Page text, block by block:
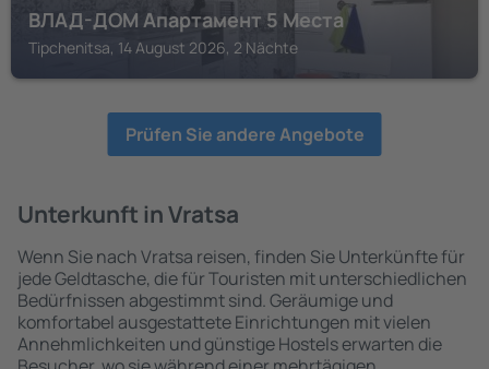
ВЛАД-ДОМ Апартамент 5 Места
Tipchenitsa, 14 August 2026, 2 Nächte
Prüfen Sie andere Angebote
Unterkunft in Vratsa
Wenn Sie nach Vratsa reisen, finden Sie Unterkünfte für
jede Geldtasche, die für Touristen mit unterschiedlichen
Bedürfnissen abgestimmt sind. Geräumige und
komfortabel ausgestattete Einrichtungen mit vielen
Annehmlichkeiten und günstige Hostels erwarten die